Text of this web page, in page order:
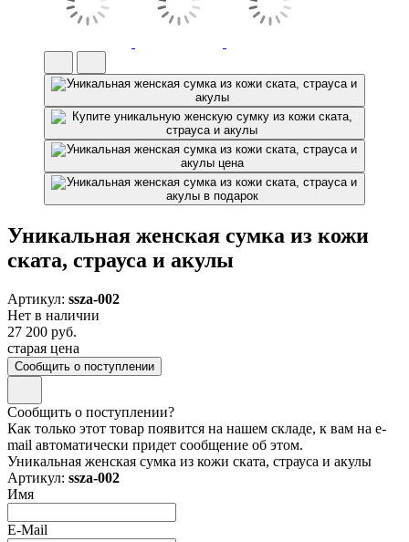
Уникальная женская сумка из кожи
ската, страуса и акулы
Артикул: ssza-002
Нет в наличии
27 200 руб.
старая цена
Сообщить о поступлении
Сообщить о поступлении?
Как только этот товар появится на нашем складе, к вам на e-
mail автоматически придет сообщение об этом.
Уникальная женская сумка из кожи ската, страуса и акулы
Артикул: ssza-002
Имя
E-Mail